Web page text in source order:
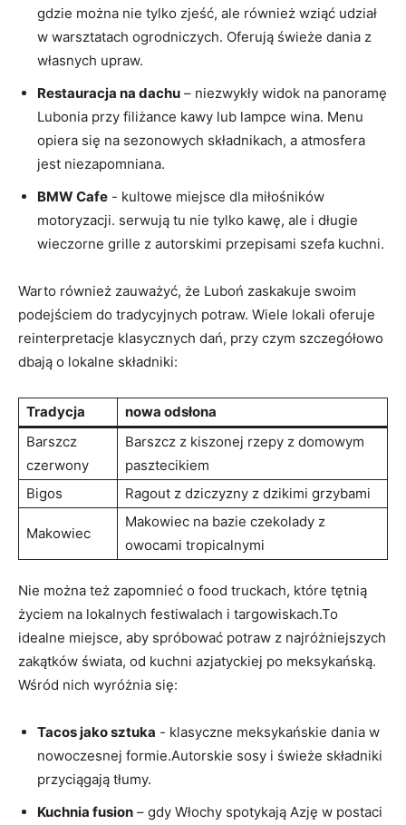
gdzie można nie tylko‌ zjeść, ale również wziąć ‌udział
w warsztatach ogrodniczych. Oferują świeże dania z
własnych upraw.
Restauracja na dachu – niezwykły widok na panoramę
Lubonia przy filiżance kawy lub lampce ‍wina. Menu
opiera się na sezonowych składnikach, a atmosfera
jest niezapomniana.
BMW Cafe -⁣ kultowe miejsce dla miłośników
motoryzacji. ‌serwują tu nie tylko kawę, ale i długie
‌wieczorne ⁤grille z ⁤autorskimi przepisami szefa kuchni.
Warto również zauważyć, że⁤ Luboń zaskakuje swoim
podejściem⁤ do tradycyjnych potraw. Wiele⁣ lokali oferuje
reinterpretacje klasycznych dań, przy czym szczegółowo
dbają o lokalne składniki:
Tradycja
nowa odsłona
Barszcz⁤
czerwony
Barszcz z kiszonej rzepy z domowym
pasztecikiem
Bigos
Ragout z dziczyzny z dzikimi grzybami
Makowiec
Makowiec ⁤na‌ bazie‌ czekolady‌ z
‌owocami tropicalnymi
Nie można też zapomnieć o food ⁣truckach, które ‌tętnią
życiem na lokalnych ‌festiwalach i targowiskach.To
idealne⁢ miejsce,‍ aby spróbować potraw z ​najróżniejszych
zakątków ⁢świata, od‌ kuchni azjatyckiej po meksykańską.⁤
Wśród nich wyróżnia się:
Tacos jako sztuka ​- klasyczne meksykańskie ⁣dania w
nowoczesnej formie.Autorskie sosy i świeże składniki
⁣przyciągają ⁢tłumy.
Kuchnia fusion – gdy Włochy spotykają Azję w postaci